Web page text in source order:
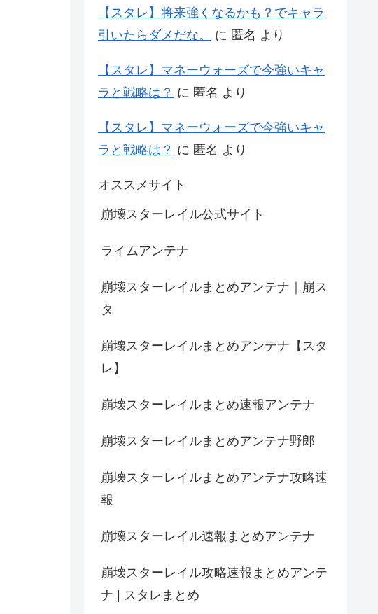
【スタレ】将来強くなるかも？でキャラ
引いたらダメだな。
に 匿名 より
【スタレ】マネーウォーズで今強いキャ
ラと戦略は？ に 匿名 より
【スタレ】マネーウォーズで今強いキャ
ラと戦略は？ に 匿名 より
オススメサイト
崩壊スターレイル公式サイト
ライムアンテナ
崩壊スターレイルまとめアンテナ｜崩ス
タ
崩壊スターレイルまとめアンテナ【スタ
レ】
崩壊スターレイルまとめ速報アンテナ
崩壊スターレイルまとめアンテナ野郎
崩壊スターレイルまとめアンテナ攻略速
報
崩壊スターレイル速報まとめアンテナ
崩壊スターレイル攻略速報まとめアンテ
ナ | スタレまとめ